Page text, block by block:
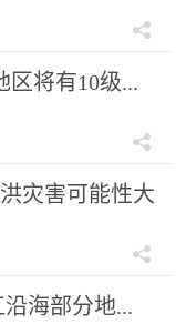
区将有10级...
灾害可能性大
海部分地...